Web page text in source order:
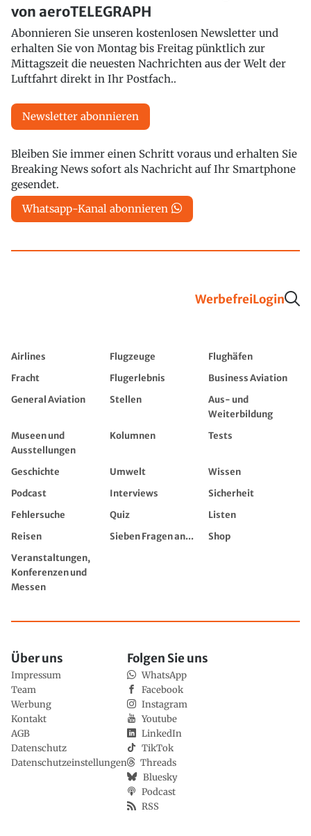
von aeroTELEGRAPH
Abonnieren Sie unseren kostenlosen Newsletter und
erhalten Sie von Montag bis Freitag pünktlich zur
Mittagszeit die neuesten Nachrichten aus der Welt der
Luftfahrt direkt in Ihr Postfach..
Newsletter abonnieren
Bleiben Sie immer einen Schritt voraus und erhalten Sie
Breaking News sofort als Nachricht auf Ihr Smartphone
gesendet.
Whatsapp-Kanal abonnieren
WerbefreiLogin
Airlines Flugzeuge
Flughäfen
Fracht
Flugerlebnis
Business Aviation
General Aviation
Stellen
Aus- und
Weiterbildung
Museen und
Ausstellungen
Kolumnen Tests
Geschichte Umwelt
Wissen
Podcast
Interviews
Sicherheit
Fehlersuche
Quiz
Listen
Reisen
Sieben Fragen an...
Shop
Veranstaltungen,
Konferenzen und
Messen
Über uns
Impressum
Team
Werbung
Kontakt
AGB
Datenschutz
Datenschutzeinstellungen
Folgen Sie uns
WhatsApp
Facebook
Instagram
Youtube
LinkedIn
TikTok
Threads
Bluesky
Podcast
RSS